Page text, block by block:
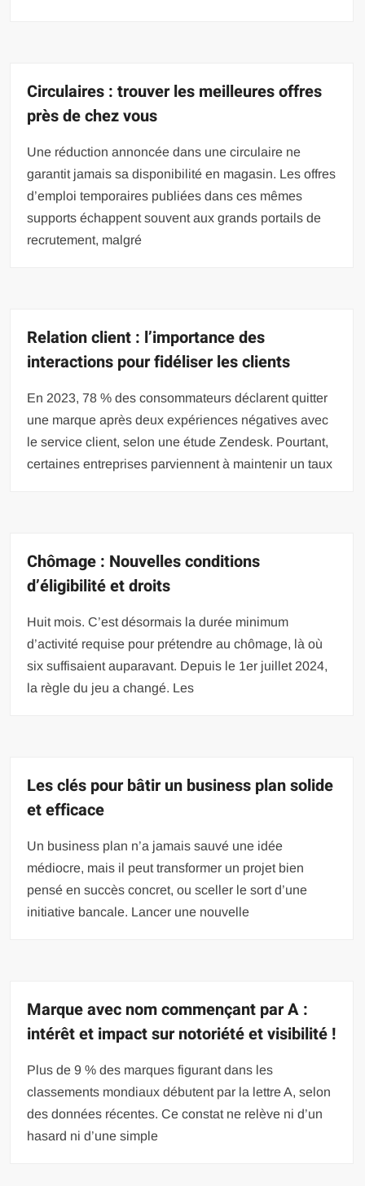
Circulaires : trouver les meilleures offres
près de chez vous
Une réduction annoncée dans une circulaire ne
garantit jamais sa disponibilité en magasin. Les offres
d’emploi temporaires publiées dans ces mêmes
supports échappent souvent aux grands portails de
recrutement, malgré
Relation client : l’importance des
interactions pour fidéliser les clients
En 2023, 78 % des consommateurs déclarent quitter
une marque après deux expériences négatives avec
le service client, selon une étude Zendesk. Pourtant,
certaines entreprises parviennent à maintenir un taux
Chômage : Nouvelles conditions
d’éligibilité et droits
Huit mois. C’est désormais la durée minimum
d’activité requise pour prétendre au chômage, là où
six suffisaient auparavant. Depuis le 1er juillet 2024,
la règle du jeu a changé. Les
Les clés pour bâtir un business plan solide
et efficace
Un business plan n’a jamais sauvé une idée
médiocre, mais il peut transformer un projet bien
pensé en succès concret, ou sceller le sort d’une
initiative bancale. Lancer une nouvelle
Marque avec nom commençant par A :
intérêt et impact sur notoriété et visibilité !
Plus de 9 % des marques figurant dans les
classements mondiaux débutent par la lettre A, selon
des données récentes. Ce constat ne relève ni d’un
hasard ni d’une simple